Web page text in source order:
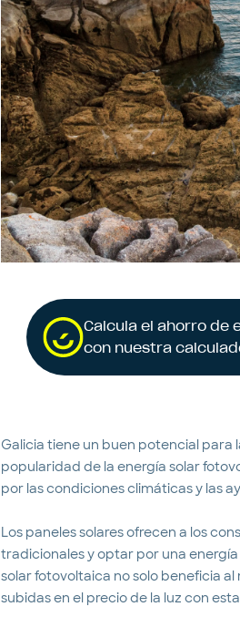
Calcula el ahorro de
con nuestra
Galicia tiene un buen potencial para
popularidad de la energía solar
por las condiciones climáticas y las
Los paneles solares ofrecen a los
tradicionales y optar por una
solar fotovoltaica no solo beneficia
subidas en el precio de la luz con